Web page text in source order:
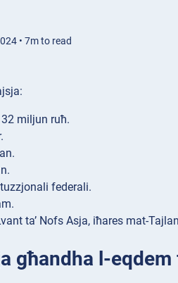
• 7m to read
miljun ruħ.
federali.
ta’ Nofs Asja, iħares mat-
għandha l-